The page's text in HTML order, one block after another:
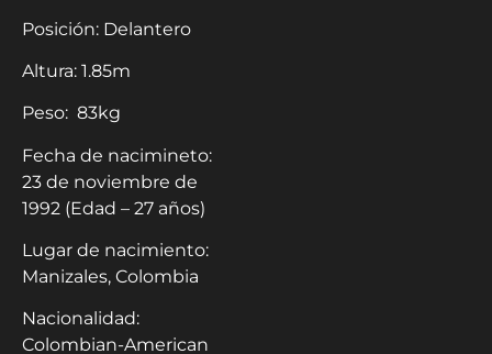
Posición: Delantero
Altura: 1.85m
Peso: 83kg
Fecha de nacimineto:
23 de noviembre de
1992 (Edad – 27 años)
Lugar de nacimiento:
Manizales, Colombia
Nacionalidad:
Colombian-American